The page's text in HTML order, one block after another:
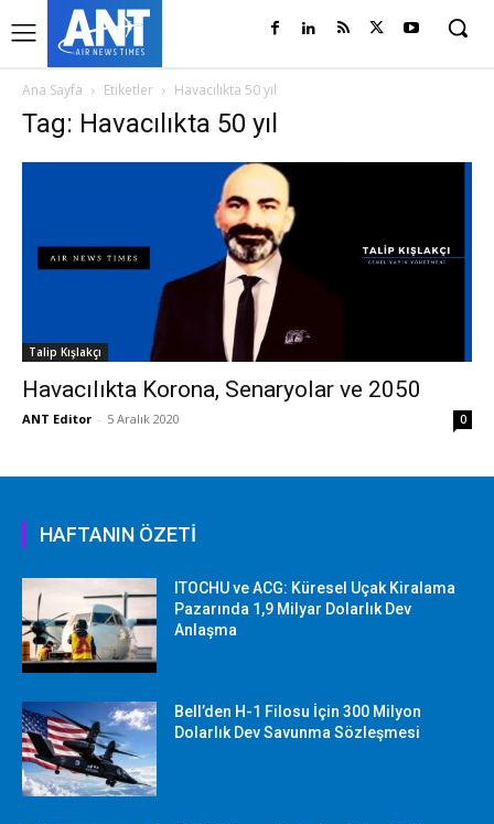
Ana Sayfa Etiketler Havacılıkta 50 yıl
Tag: Havacılıkta 50 yıl
Talip Kışlakçı
Havacılıkta Korona, Senaryolar ve 2050
ANT Editor - 5 Aralık 2020 0
HAFTANIN ÖZETİ
ITOCHU ve ACG: Küresel Uçak Kiralama
Pazarında 1,9 Milyar Dolarlık Dev
Anlaşma
Bell’den H-1 Filosu İçin 300 Milyon
Dolarlık Dev Savunma Sözleşmesi